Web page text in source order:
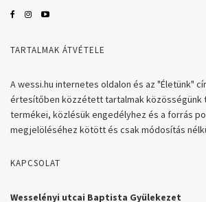
TARTALMAK ÁTVÉTELE
A wessi.hu internetes oldalon és az "Életünk"
értesítőben közzétett tartalmak közösségünk
termékei, közlésük engedélyhez és a forrás
megjelöléséhez kötött és csak módosítás
KAPCSOLAT
Wesselényi utcai Baptista Gyülekezet